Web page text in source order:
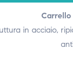
Carrello
in acciaio,